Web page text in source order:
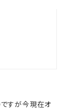
すが今現在オ